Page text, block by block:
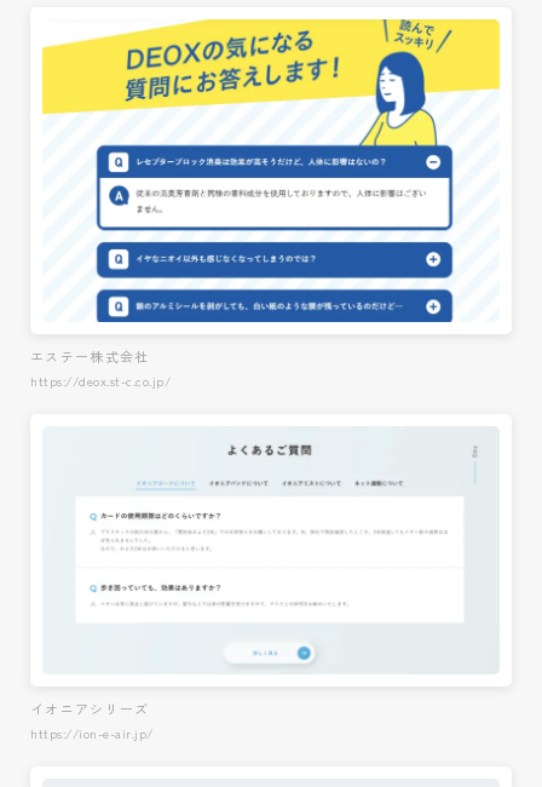
エステー株式会社
https://deox.st-c.co.jp/
イオニアシリーズ
https://ion-e-air.jp/